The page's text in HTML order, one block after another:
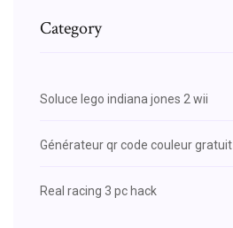
Category
Soluce lego indiana jones 2 wii
Générateur qr code couleur gratuit
Real racing 3 pc hack